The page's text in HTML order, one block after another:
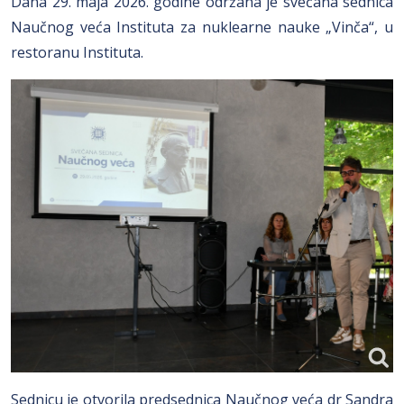
Naučnog veća Instituta za nuklearne nauke „Vinča“, u
restoranu Instituta.
Sednicu je otvorila predsednica Naučnog veća dr Sandra